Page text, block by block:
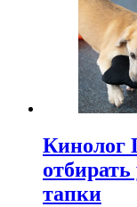
Кинолог
тапки